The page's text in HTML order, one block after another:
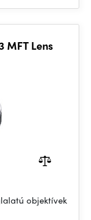
MFT Lens
objektívek